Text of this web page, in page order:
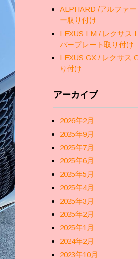
ALPHARD /アルファー
ー取り付け
LEXUS LM / レクサス
バープレート取り付け
LEXUS GX / レクサス
り付け
アーカイブ
2026年2月
2025年9月
2025年7月
2025年6月
2025年5月
2025年4月
2025年3月
2025年2月
2025年1月
2024年2月
2023年10月